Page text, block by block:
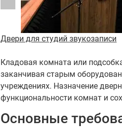
Двери для студий звукозаписи
Кладовая комната или
заканчивая старым
учреждениях. Назначение
функциональности комнат и
Основные